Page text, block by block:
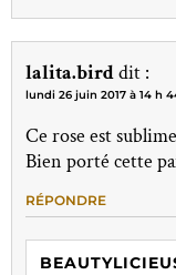
lalita.birddit :
lundi 26 juin 2017 à 14 h
Ce rose est
Bien porté cette
RÉPONDRE